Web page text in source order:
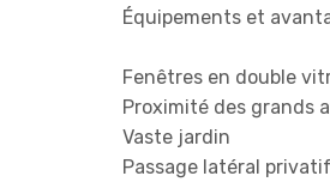
Équipements et
Fenêtres en double
Proximité des grands
Vaste jardin
Passage latéral privatif